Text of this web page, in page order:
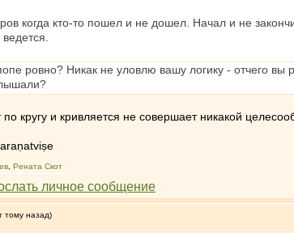
когда кто-то пошел и не дошел. Начал и не
ровно? Никак не уловлю вашу логику - отчего
кругу и кривляется не совершает никакой
Рената Скот
тому назад)